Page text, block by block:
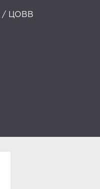
/ ЦОВВ